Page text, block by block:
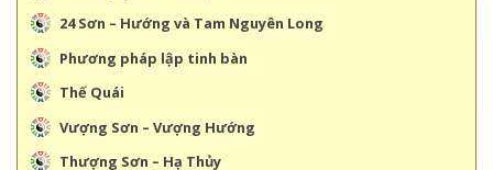
24 Sơn – Hướng và Tam Nguyên Long
Phương pháp lập tinh bàn
Thế Quái
Vượng Sơn – Vượng Hướng
Thượng Sơn – Hạ Thủy